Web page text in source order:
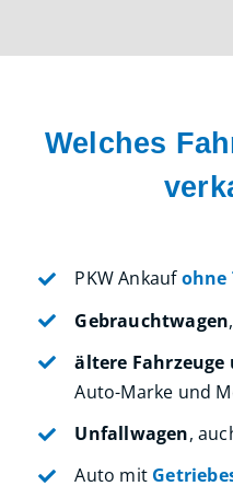
Welches
PKW Ankaufohne
Gebrauchtwagen
ältere
Auto-Marke und
Unfallwagen,
Auto mit